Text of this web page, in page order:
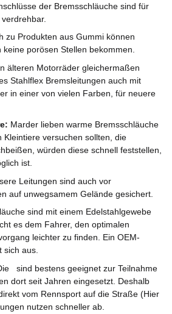
der Bremsschläuche sind für
zu Produkten aus Gummi können
porösen Stellen bekommen.
älteren Motorräder gleichermaßen
Stahlflex Bremsleitungen auch mit
in einer von vielen Farben, für neuere
Marder lieben warme Bremsschläuche
Kleintiere versuchen sollten, die
würden diese schnell feststellen,
ist.
Leitungen sind auch vor
auf unwegsamem Gelände gesichert.
sind mit einem Edelstahlgewebe
es dem Fahrer, den optimalen
leichter zu finden. Ein OEM-
sich aus.
sind bestens geeignet zur Teilnahme
dort seit Jahren eingesetzt. Deshalb
vom Rennsport auf die Straße (Hier
nutzen schneller ab.